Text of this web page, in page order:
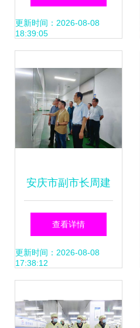
行业成本分析
更新时间：2026-08-08
18:39:05
安庆市副市长周建
春一行调研联舌工
坊安庆市庆联食品
探索预制菜产业发
查看详情
更新时间：2026-08-08
17:38:12